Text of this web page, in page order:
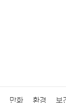
만화 환경 보